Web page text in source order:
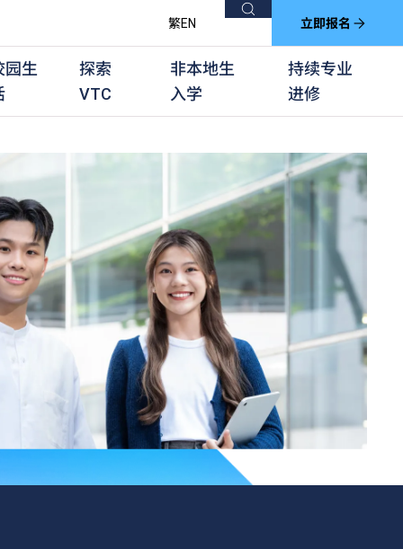
繁EN 搜索 立即报名
课程
学习课程
培训计划
专业课程
考试及认可
及其他训练计划
园生
探索
VTC
非本地生
入学
持续专业
进修